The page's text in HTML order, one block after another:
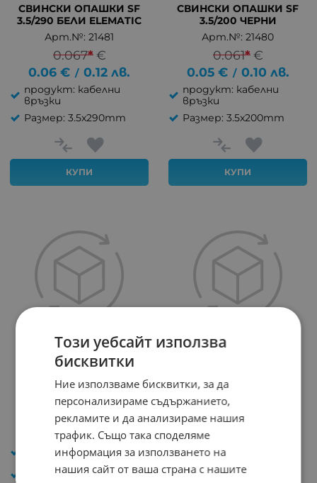
СВИНСКИ ОПАШКИ SF
3.5/290 БЕЛИ ELEMATIC
Арт.№: 21481
0.067* €
0.06 € / 0.12 лв.
продукт: кабелни
връзки
Размер: 3.5x290mm
КУПИ
СВИНСКИ ОПАШКИ SF
3.5/200 ЧЕРНИ
Арт.№: 21480
0.061* €
0.05 € / 0.10 лв.
продукт: кабелни
връзки
Размер: 3.5x200mm
КУПИ
СВИНСКИ ОПАШКИ SF
0.051
0.05
/ 0.10 лв.
продукт: кабелни
връзки
Размер: 3.5x140mm
Арт.№: 21477
€
продукт: кабелни
връзки
Размер: 2.6x200mm
Този уебсайт използва
бисквитки
Ние използваме бисквитки, за да
персонализираме съдържанието,
рекламите и да анализираме нашия
трафик. Също така споделяме
информация за използването на
нашия сайт от ваша страна с нашите